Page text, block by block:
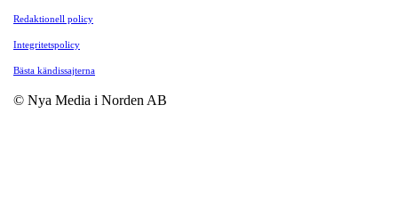
Redaktionell policy
Integritetspolicy
Bästa kändissajterna
© Nya Media i Norden AB